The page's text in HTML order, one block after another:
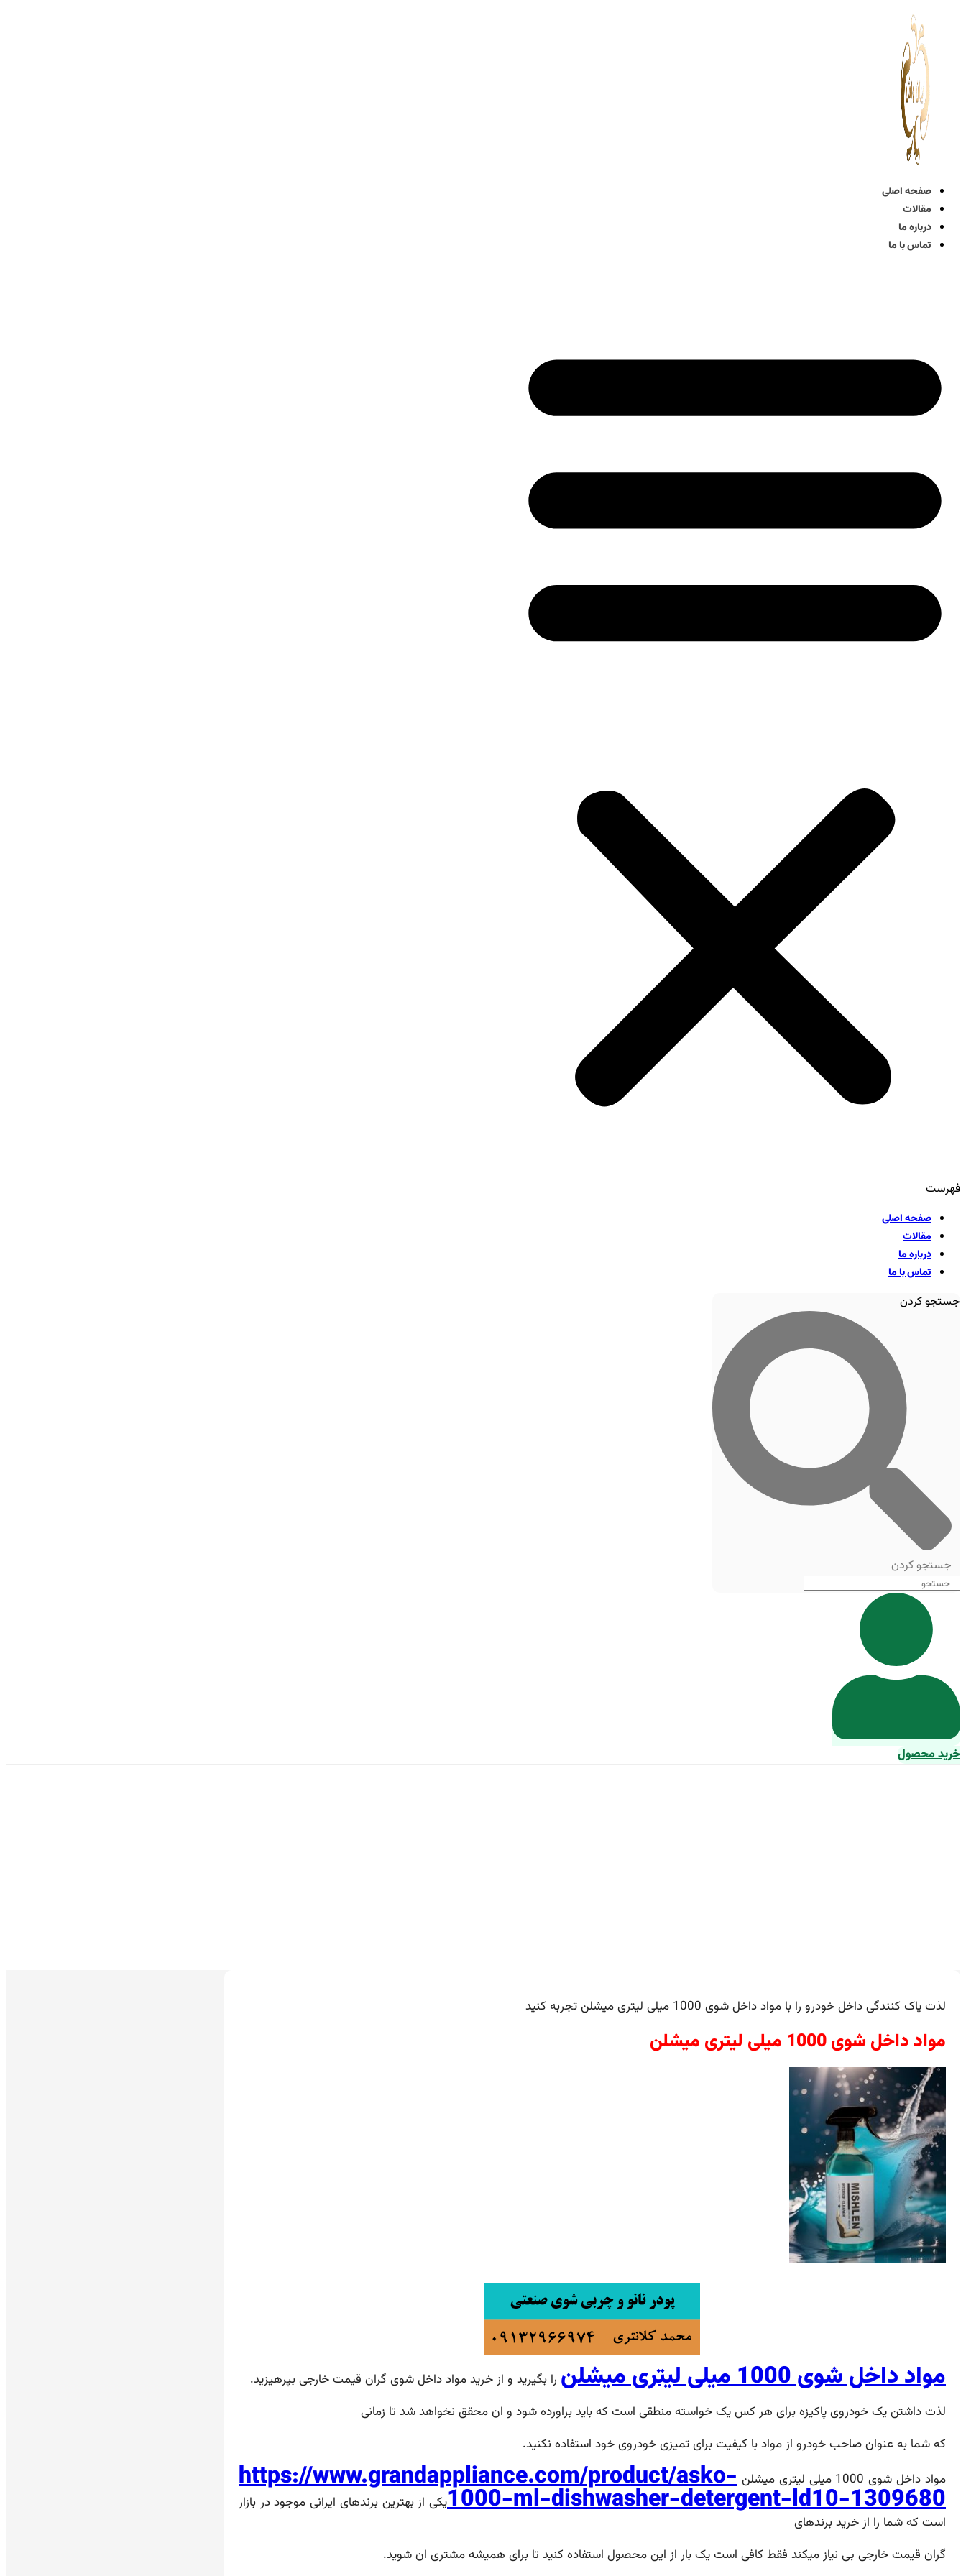
پرش
محتوا
صفحه اصلی
مقالات
درباره ما
تماس با ما
فهرست
صفحه اصلی
مقالات
درباره ما
تماس با ما
جستجو کردن
جستجو کردن
خرید محصول
لذت پاک کنندگی داخل خودرو را با مواد داخل شوی 1000 میلی لیتری میشلن تجربه کنید
مواد داخل شوی 1000 میلی لیتری میشلن
مواد داخل شوی 1000 میلی لیتری میشلن
را بگیرید و از خرید مواد داخل شوی گران قیمت خارجی بپرهیزید.
لذت داشتن یک خودروی پاکیزه برای هر کس یک خواسته منطقی است که باید براورده شود و ان محقق نخواهد شد تا زمانی
که شما به عنوان صاحب خودرو از مواد با کیفیت برای تمیزی خودروی خود استفاده نکنید.
مواد داخل شوی 1000 میلی لیتری میشلن
https://www.grandappliance.com/product/asko-
1000-ml-dishwasher-detergent-ld10-1309680یکی از بهترین برندهای ایرانی موجود در بازار
است که شما را از خرید برندهای
گران قیمت خارجی بی نیاز میکند فقط کافی است یک بار از این محصول استفاده کنید تا برای همیشه مشتری ان شوید.